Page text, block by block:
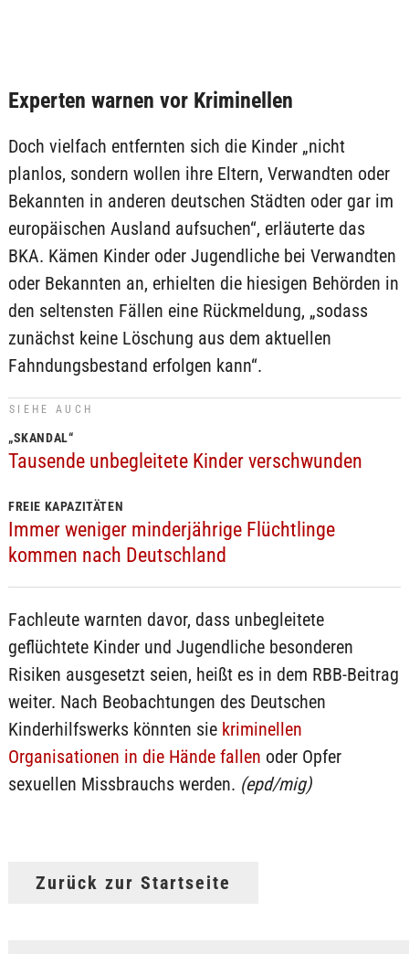
Experten warnen vor Kriminellen
Doch vielfach entfernten sich die Kinder „nicht
planlos, sondern wollen ihre Eltern, Verwandten oder
Bekannten in anderen deutschen Städten oder gar im
europäischen Ausland aufsuchen“, erläuterte das
BKA. Kämen Kinder oder Jugendliche bei Verwandten
oder Bekannten an, erhielten die hiesigen Behörden in
den seltensten Fällen eine Rückmeldung, „sodass
zunächst keine Löschung aus dem aktuellen
Fahndungsbestand erfolgen kann“.
SIEHE AUCH
„SKANDAL“
Tausende unbegleitete Kinder verschwunden
FREIE KAPAZITÄTEN
Immer weniger minderjährige Flüchtlinge
kommen nach Deutschland
Fachleute warnten davor, dass unbegleitete
geflüchtete Kinder und Jugendliche besonderen
Risiken ausgesetzt seien, heißt es in dem RBB-Beitrag
weiter. Nach Beobachtungen des Deutschen
Kinderhilfswerks könnten sie kriminellen
Organisationen in die Hände fallen oder Opfer
sexuellen Missbrauchs werden. (epd/mig)
Zurück zur Startseite